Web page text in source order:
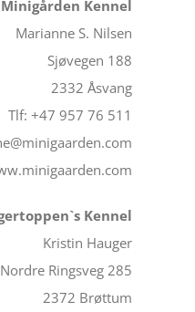
Minigården Kennel
Marianne S. Nilsen
Sjøvegen 188
2332 Åsvang
Tlf: +47 957 76 511
Kennel
Kristin Hauger
Nordre Ringsveg 285
2372 Brøttum